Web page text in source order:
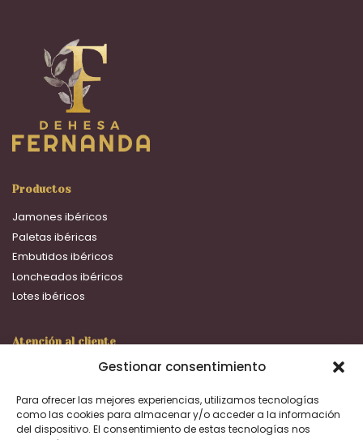
Gestionar consentimiento
Para ofrecer las mejores experiencias, utilizamos tecnologías
como las cookies para almacenar y/o acceder a la información
del dispositivo. El consentimiento de estas tecnologías nos
Productos
Jamones ibéricos
Paletas ibéricas
Embutidos ibéricos
Loncheados ibéricos
Lotes ibéricos
Atención al cliente
ventas@dehesafernanda.com